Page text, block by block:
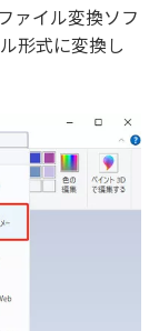
ァイル変換ソフ
形式に変換し